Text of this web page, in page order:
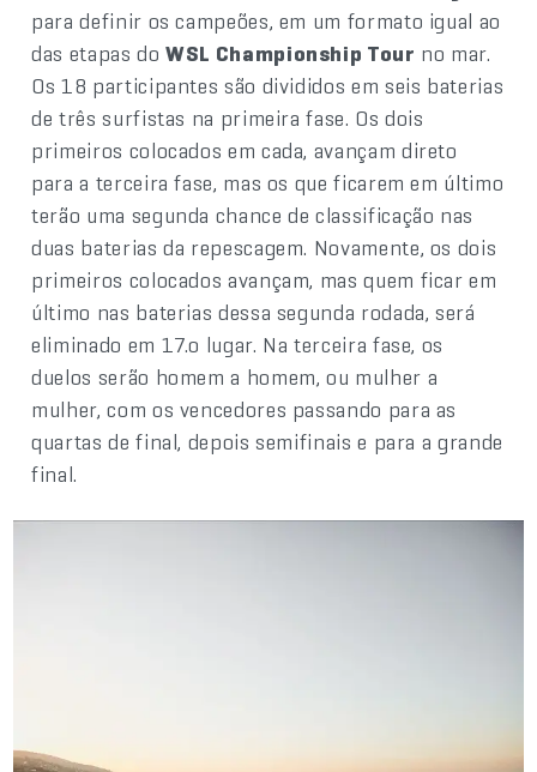
para definir os campeões, em um formato igual ao
das etapas doWSL Championship Tour no mar.
Os 18 participantes são divididos em seis baterias
de três surfistas na primeira fase. Os dois
primeiros colocados em cada, avançam direto
para a terceira fase, mas os que ficarem em último
terão uma segunda chance de classificação nas
duas baterias da repescagem. Novamente, os dois
primeiros colocados avançam, mas quem ficar em
último nas baterias dessa segunda rodada, será
eliminado em 17.o lugar. Na terceira fase, os
duelos serão homem a homem, ou mulher a
mulher, com os vencedores passando para as
quartas de final, depois semifinais e para a grande
final.